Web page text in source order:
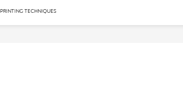
PRINTING TECHNIQUES